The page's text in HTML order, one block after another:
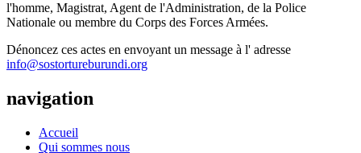
l'homme, Magistrat, Agent de l'Administration, de la Police
Nationale ou membre du Corps des Forces Armées.
Dénoncez ces actes en envoyant un message à l' adresse
info@sostortureburundi.org
navigation
Accueil
Qui sommes nous